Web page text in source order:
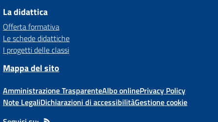
La didattica
Offerta formativa
Le schede didattiche
I progetti delle classi
Mappa del sito
Amministrazione TrasparenteAlbo onlinePrivacy Policy
Note LegaliDichiarazioni di accessibilitàGestione cookie